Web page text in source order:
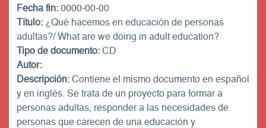
Fecha fin:0000-00-00
Título:¿Qué hacemos en educación de personas
adultas?/ What are we doing in adult education?
Tipo de documento:CD
Autor:
Descripción:Contiene el mismo documento en español
y en inglés. Se trata de un proyecto para formar a
personas adultas, responder a las necesidades de
personas que carecen de una educación y